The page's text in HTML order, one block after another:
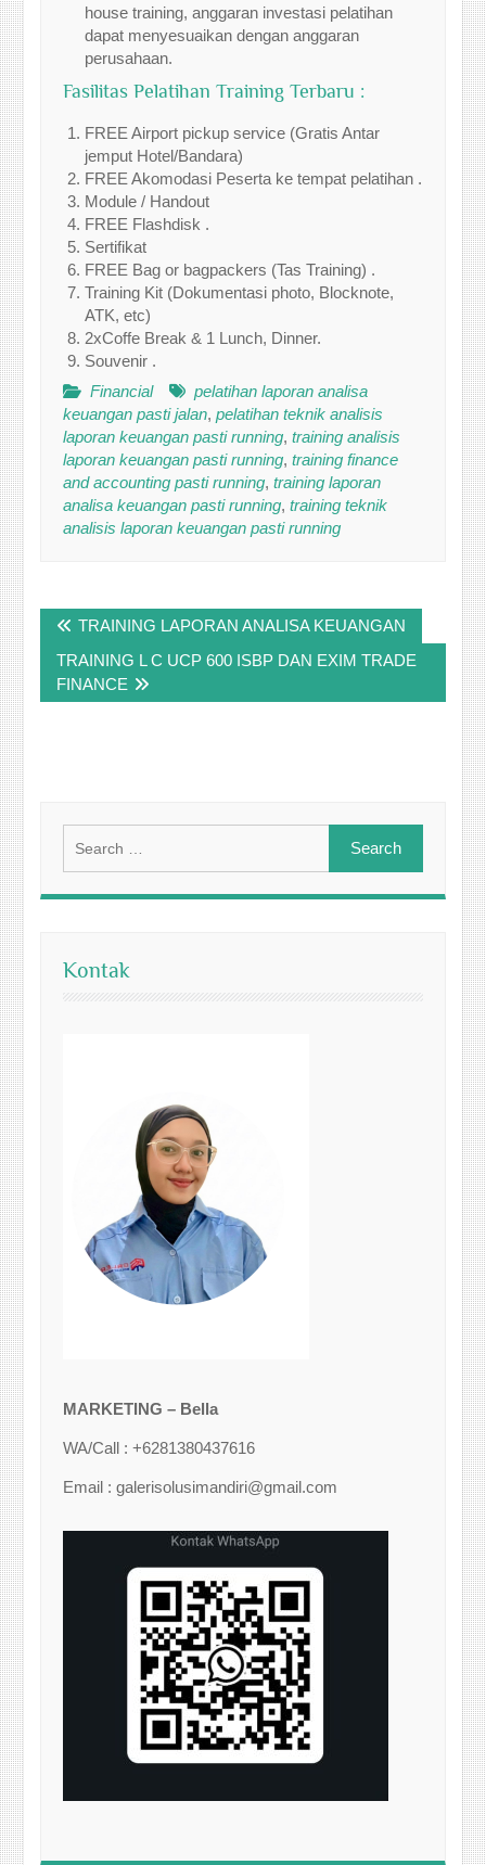
house training, anggaran investasi pelatihan
dapat menyesuaikan dengan anggaran
perusahaan.
Fasilitas Pelatihan Training Terbaru :
FREE Airport pickup service (Gratis Antar
jemput Hotel/Bandara)
FREE Akomodasi Peserta ke tempat pelatihan .
Module / Handout
FREE Flashdisk .
Sertifikat
FREE Bag or bagpackers (Tas Training) .
Training Kit (Dokumentasi photo, Blocknote,
ATK, etc)
2xCoffe Break & 1 Lunch, Dinner.
Souvenir .
Financial
pelatihan laporan analisa
keuangan pasti jalan,pelatihan teknik analisis
laporan keuangan pasti running,training analisis
laporan keuangan pasti running,training finance
and accounting pasti running,training laporan
analisa keuangan pasti running,training teknik
analisis laporan keuangan pasti running
navigation
TRAINING LAPORAN ANALISA KEUANGAN
TRAINING L C UCP 600 ISBP DAN EXIM TRADE
FINANCE
for:
Kontak
MARKETING – Bella
WA/Call : +6281380437616
Email : galerisolusimandiri@gmail.com